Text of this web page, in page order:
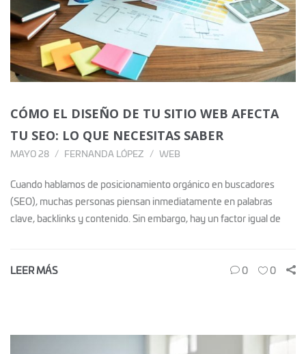
CÓMO EL DISEÑO DE TU SITIO WEB AFECTA
TU SEO: LO QUE NECESITAS SABER
MAYO 28 FERNANDA LÓPEZ WEB
Cuando hablamos de posicionamiento orgánico en buscadores
(SEO), muchas personas piensan inmediatamente en palabras
clave, backlinks y contenido. Sin embargo, hay un factor igual de
LEER MÁS 0 0